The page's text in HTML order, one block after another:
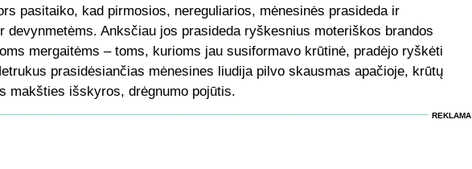
pasitaiko, kad pirmosios, nereguliarios, mėnesinės prasideda ir
devynmetėms. Anksčiau jos prasideda ryškesnius moteriškos brandos
mergaitėms – toms, kurioms jau susiformavo krūtinė, pradėjo ryškėti
prasidėsiančias mėnesines liudija pilvo skausmas apačioje, krūtų
makšties išskyros, drėgnumo pojūtis.
REKLAMA